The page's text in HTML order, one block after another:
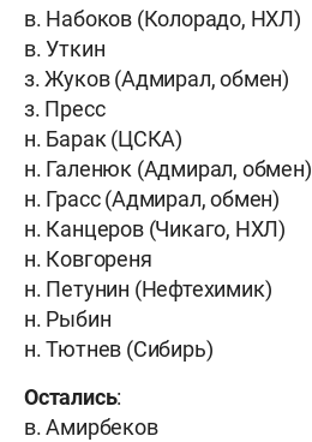
в. Набоков (Колорадо, НХЛ)
в. Уткин
з. Жуков (Адмирал, обмен)
з. Пресс
н. Барак (ЦСКА)
н. Галенюк (Адмирал, обмен)
н. Грасс (Адмирал, обмен)
н. Канцеров (Чикаго, НХЛ)
н. Ковгореня
н. Петунин (Нефтехимик)
н. Рыбин
н. Тютнев (Сибирь)
Остались:
в. Амирбеков